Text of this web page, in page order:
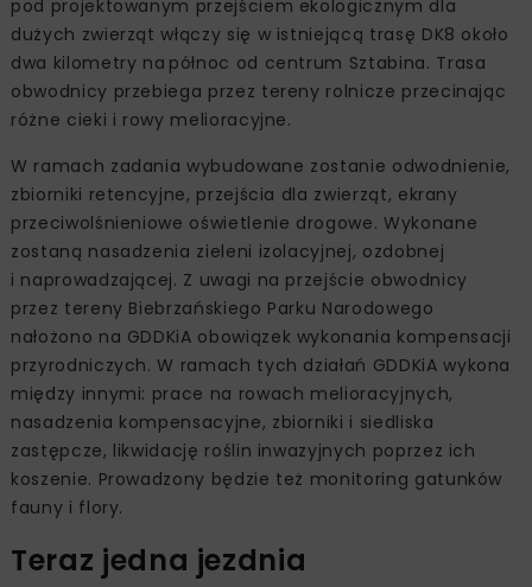
pod projektowanym przejściem ekologicznym dla
dużych zwierząt włączy się w istniejącą trasę DK8 około
dwa kilometry na północ od centrum Sztabina. Trasa
obwodnicy przebiega przez tereny rolnicze przecinając
różne cieki i rowy melioracyjne.
W ramach zadania wybudowane zostanie odwodnienie,
zbiorniki retencyjne, przejścia dla zwierząt, ekrany
przeciwolśnieniowe oświetlenie drogowe. Wykonane
zostaną nasadzenia zieleni izolacyjnej, ozdobnej
i naprowadzającej. Z uwagi na przejście obwodnicy
przez tereny Biebrzańskiego Parku Narodowego
nałożono na GDDKiA obowiązek wykonania kompensacji
przyrodniczych. W ramach tych działań GDDKiA wykona
między innymi: prace na rowach melioracyjnych,
nasadzenia kompensacyjne, zbiorniki i siedliska
zastępcze, likwidację roślin inwazyjnych poprzez ich
koszenie. Prowadzony będzie też monitoring gatunków
fauny i flory.
Teraz jedna jezdnia